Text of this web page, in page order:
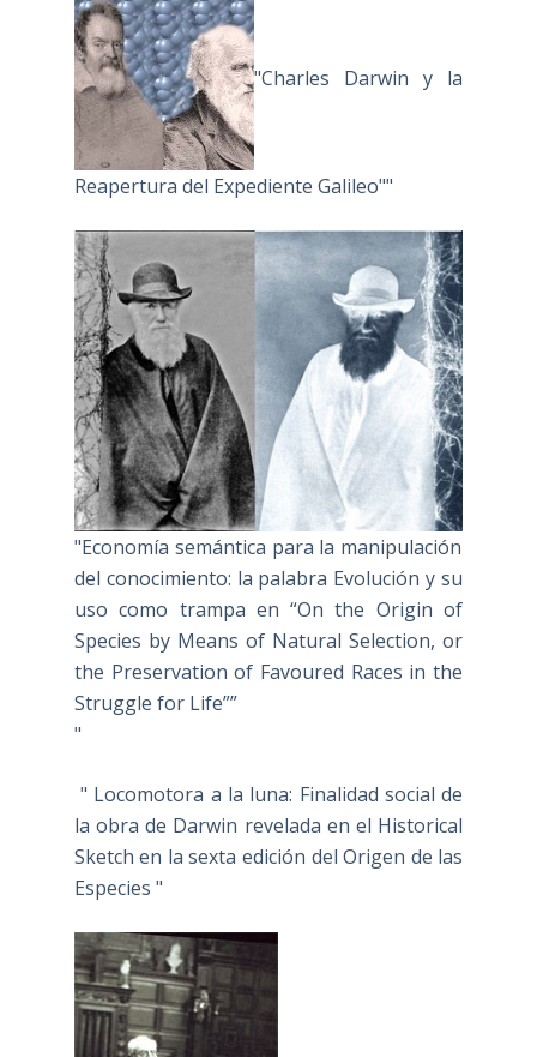
"Charles Darwin y la
Reapertura del Expediente Galileo""
"Economía semántica para la manipulación
del conocimiento: la palabra Evolución y su
uso como trampa en “On the Origin of
Species by Means of Natural Selection, or
the Preservation of Favoured Races in the
Struggle for Life””
"
" Locomotora a la luna: Finalidad social de
la obra de Darwin revelada en el Historical
Sketch en la sexta edición del Origen de las
Especies "